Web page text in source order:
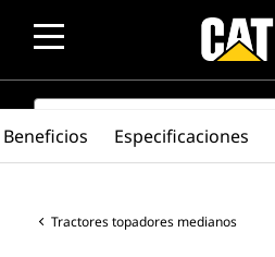
SEARCH
Tractores topadores medianos
Beneficios Especificaciones